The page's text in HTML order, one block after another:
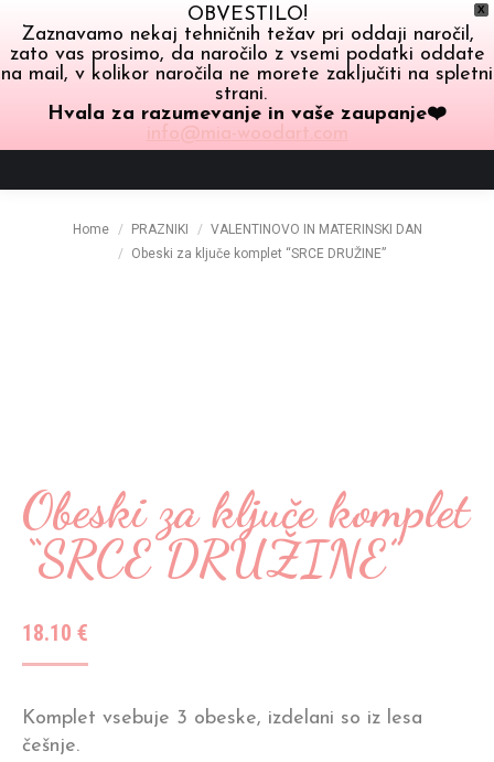
X
OBVESTILO!
Zaznavamo nekaj tehničnih težav pri oddaji naročil,
zato vas prosimo, da naročilo z vsemi podatki oddate
na mail, v kolikor naročila ne morete zaključiti na spletni
strani.
Hvala za razumevanje in vaše zaupanje❤️
info@mia-woodart.com
You are here:
Home PRAZNIKI
VALENTINOVO IN MATERINSKI DAN
Obeski za ključe komplet “SRCE DRUŽINE”
Obeski za ključe komplet
“SRCE DRUŽINE”
18.10 €
Komplet vsebuje 3 obeske, izdelani so iz lesa
češnje.